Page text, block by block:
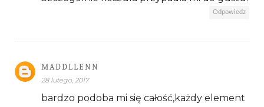
Odpowiedz
MADDLLENN
28 lutego, 2017
bardzo podoba mi się całość,każdy element